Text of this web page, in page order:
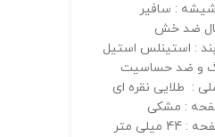
: سافیر
ضد خش
: استینلس استیل
و ضد حساسیت
: طلایی نقره ای
: مشکی
میلی متر